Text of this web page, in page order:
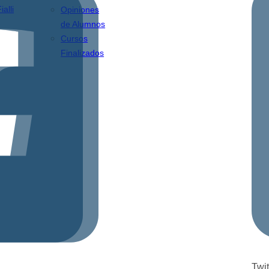
Opiniones
de Alumnos
Cursos
Finalizados